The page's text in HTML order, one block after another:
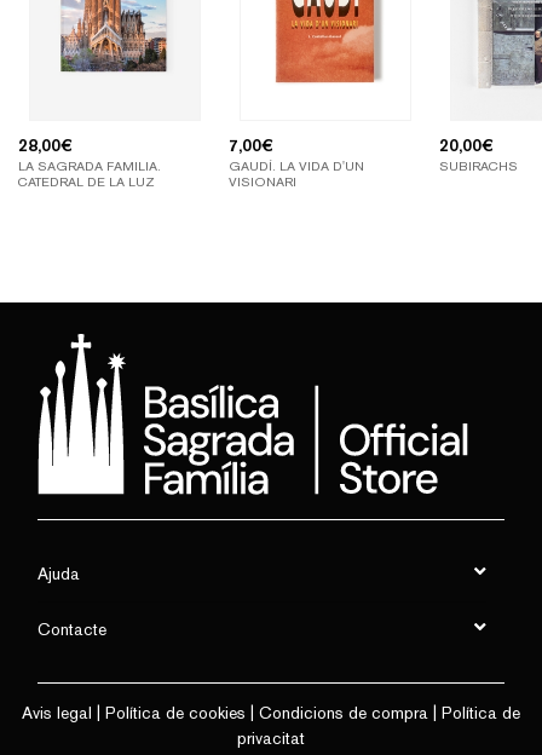
28,00€
LA SAGRADA FAMILIA.
CATEDRAL DE LA LUZ
7,00€
GAUDÍ. LA VIDA D'UN
VISIONARI
20,00€
SUBIRACHS
Ajuda
Contacte
Avis legal Política de cookies Condicions de compra
Política de
privacitat